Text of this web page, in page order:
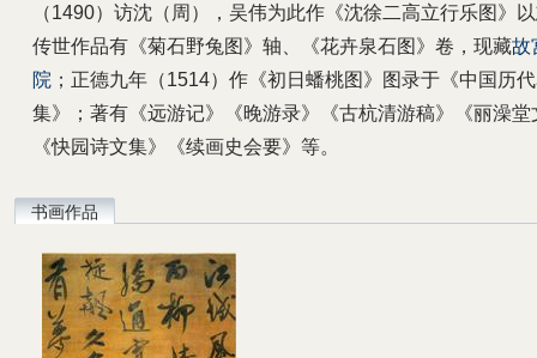
（1490）访沈（周），吴伟为此作《沈徐二高立行乐图》
传世作品有《菊石野兔图》轴、《花卉泉石图》卷，现藏故
院 ；正德九年（1514）作《初日蟠桃图》图录于《中国历
集》；著有《远游记》《晚游录》《古杭清游稿》《丽澡堂
《快园诗文集》《续画史会要》等。
书画作品